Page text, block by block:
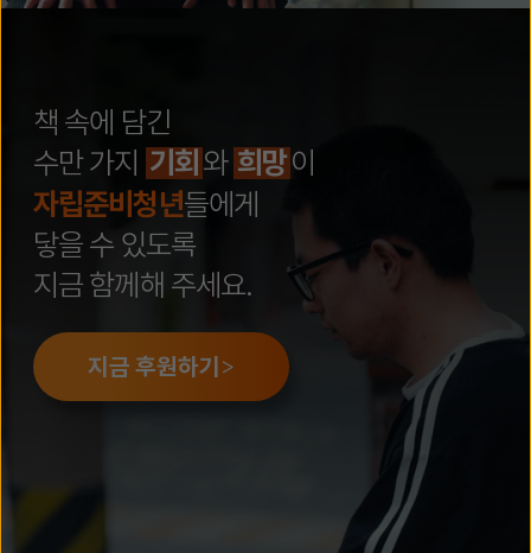
책 속에 담긴
수만 가지 기회 와 희망이
자립준비청년들에게
닿을 수 있도록
지금 함께해 주세요.
지금 후원하기 >